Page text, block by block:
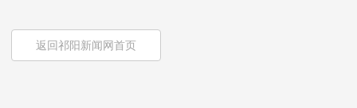
返回祁阳新闻网首页